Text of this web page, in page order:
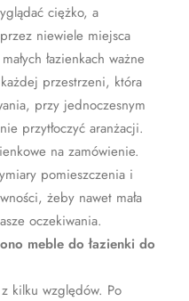
ciężko, a
niewiele miejsca
łazienkach ważne
przestrzeni, która
przy jednoczesnym
przytłoczyć aranżacji.
na zamówienie.
pomieszczenia i
żeby nawet mała
oczekiwania.
meble do łazienki do
kilku względów. Po